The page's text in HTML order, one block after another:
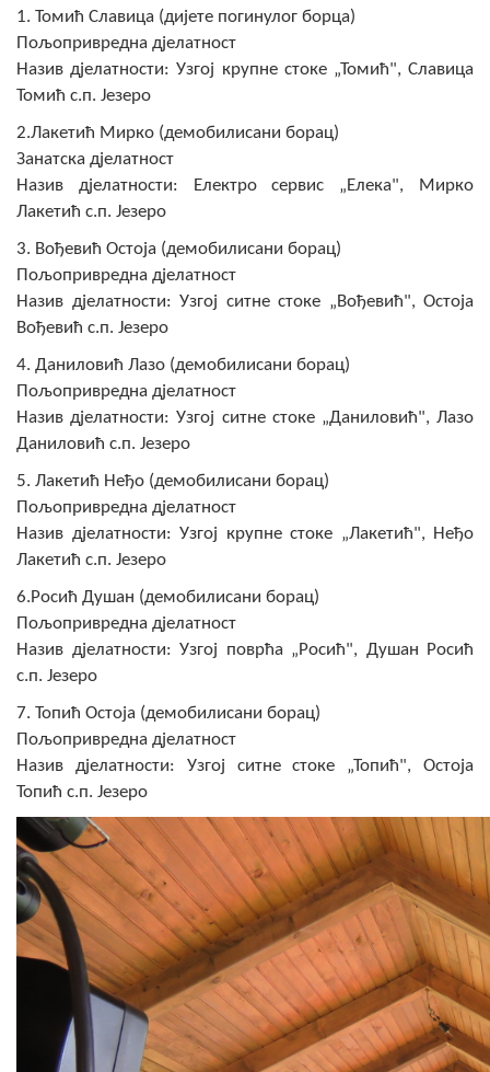
1. Томић Славица (дијете погинулог борца)
Пољопривредна дјелатност
Назив дјелатности: Узгој крупне стоке „Томић", Славица
Томић с.п. Језеро
2.Лакетић Мирко (демобилисани борац)
Занатска дјелатност
Назив дјелатности: Електро сервис „Елека", Мирко
Лакетић с.п. Језеро
3. Вођевић Остоја (демобилисани борац)
Пољопривредна дјелатност
Назив дјелатности: Узгој ситне стоке „Вођевић", Остоја
Вођевић с.п. Језеро
4. Даниловић Лазо (демобилисани борац)
Пољопривредна дјелатност
Назив дјелатности: Узгој ситне стоке „Даниловић", Лазо
Даниловић с.п. Језеро
5. Лакетић Неђо (демобилисани борац)
Пољопривредна дјелатност
Назив дјелатности: Узгој крупне стоке „Лакетић", Неђо
Лакетић с.п. Језеро
6.Росић Душан (демобилисани борац)
Пољопривредна дјелатност
Назив дјелатности: Узгој поврћа „Росић", Душан Росић
с.п. Језеро
7. Топић Остоја (демобилисани борац)
Пољопривредна дјелатност
Назив дјелатности: Узгој ситне стоке „Топић", Остоја
Топић с.п. Језеро